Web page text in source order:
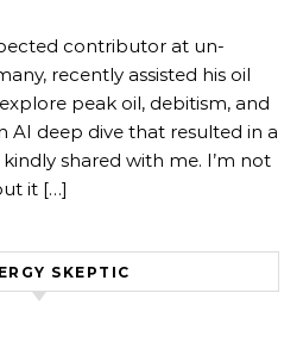
contributor at un-
recently assisted his oil
peak oil, debitism, and
AI deep dive that resulted in a
shared with me. I’m not
it […]
SKEPTIC